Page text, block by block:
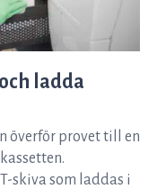
ladda
överför provet till en
skiva som laddas i